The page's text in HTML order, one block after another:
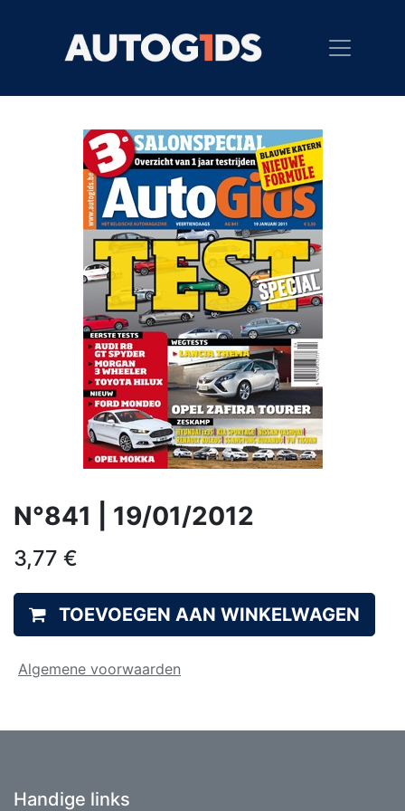
N°841 | 19/01/2012
3,77 €
TOEVOEGEN AAN WINKELWAGEN
Algemene voorwaarden
Handige links